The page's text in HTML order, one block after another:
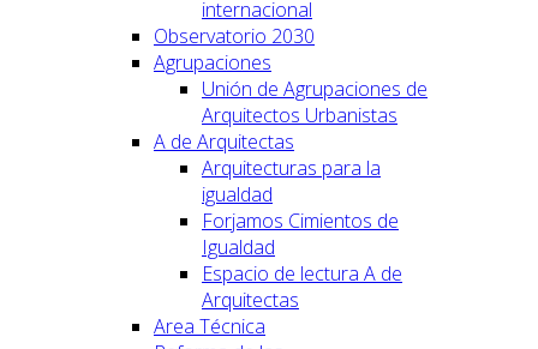
internacional
Observatorio 2030
Agrupaciones
Unión de Agrupaciones de
Arquitectos Urbanistas
A de Arquitectas
Arquitecturas para la
igualdad
Forjamos Cimientos de
Igualdad
Espacio de lectura A de
Arquitectas
Area Técnica